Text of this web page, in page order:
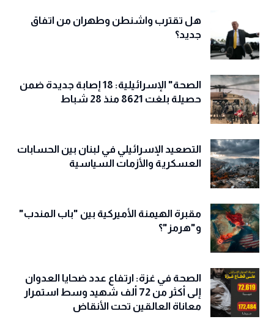
هل تقترب واشنطن وطهران من اتفاق
جديد؟
الصحة" الإسرائيلية: 18 إصابة جديدة ضمن
حصيلة بلغت 8621 منذ 28 شباط
التصعيد الإسرائيلي في لبنان بين الحسابات
العسكرية والأزمات السياسية
مقبرة الهيمنة الأميركية بين "باب المندب"
و"هرمز"؟
الصحة في غزة: ارتفاع عدد ضحايا العدوان
إلى أكثر من 72 ألف شهيد وسط استمرار
معاناة العالقين تحت الأنقاض